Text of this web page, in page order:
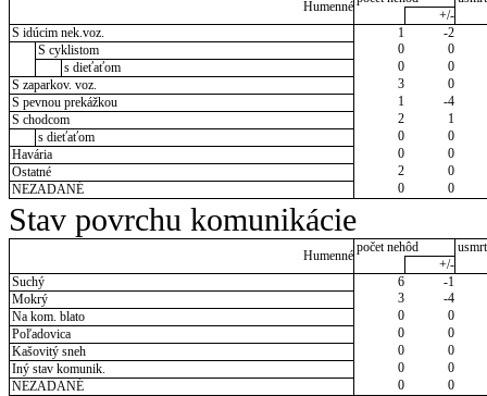
Humenné
+/-
S idúcim nek.voz.
1
-2
S cyklistom
0
0
s dieťaťom
0
0
S zaparkov. voz.
3
0
S pevnou prekážkou
1
-4
S chodcom
2
1
s dieťaťom
0
0
Havária
0
0
Ostatné
2
0
NEZADANÉ
0 0
Stav povrchu komunikácie
Humenné
počet nehôd
+/-
Suchý
6
-1
Mokrý
3
-4
Na kom. blato
0
0
Poľadovica
0
0
Kašovitý sneh
0
0
Iný stav komunik.
0
0
NEZADANÉ
0 0